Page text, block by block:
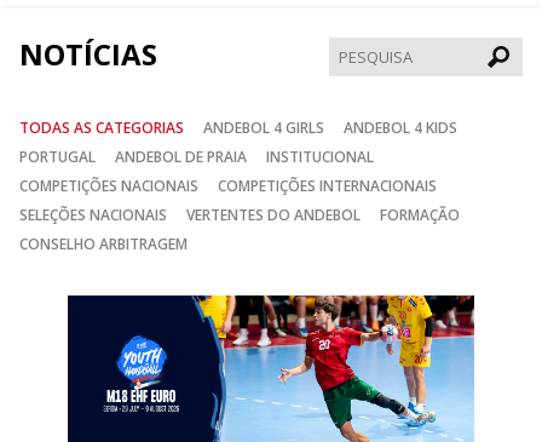
NOTÍCIAS
TODAS AS CATEGORIAS ANDEBOL 4 GIRLS
ANDEBOL 4 KIDS
PORTUGAL
ANDEBOL DE PRAIA
INSTITUCIONAL
COMPETIÇÕES NACIONAIS
COMPETIÇÕES INTERNACIONAIS
SELEÇÕES NACIONAIS
VERTENTES DO ANDEBOL
FORMAÇÃO
CONSELHO ARBITRAGEM